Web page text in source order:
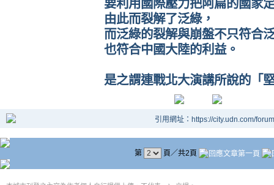
要利用國際壓力把阿扁的國家
由此而裂解了泛綠，
而泛綠的裂解與崩盤不只符合
也符合中國大陸的利益。
是之謂連戰北大演講所說的「
引用網址：https://city.udn.com/
第 頁／共2頁